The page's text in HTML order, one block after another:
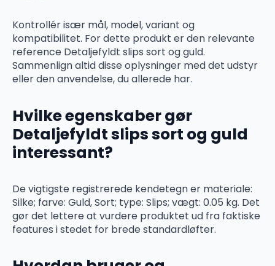
Kontrollér især mål, model, variant og
kompatibilitet. For dette produkt er den relevante
reference Detaljefyldt slips sort og guld.
Sammenlign altid disse oplysninger med det udstyr
eller den anvendelse, du allerede har.
Hvilke egenskaber gør
Detaljefyldt slips sort og guld
interessant?
De vigtigste registrerede kendetegn er materiale:
Silke; farve: Guld, Sort; type: Slips; vægt: 0.05 kg. Det
gør det lettere at vurdere produktet ud fra faktiske
features i stedet for brede standardløfter.